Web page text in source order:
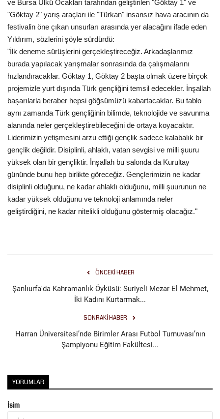
ve Bursa Ülkü Ocakları tarafından geliştirilen "Göktay 1" ve
"Göktay 2" yarış araçları ile "Türkan" insansız hava aracının da
festivalin öne çıkan unsurları arasında yer alacağını ifade eden
Yıldırım, sözlerini şöyle sürdürdü:
"İlk deneme sürüşlerini gerçekleştireceğiz. Arkadaşlarımız
burada yapılacak yarışmalar sonrasında da çalışmalarını
hızlandıracaklar. Göktay 1, Göktay 2 başta olmak üzere birçok
projemizle yurt dışında Türk gençliğini temsil edecekler. İnşallah
başarılarla beraber hepsi göğsümüzü kabartacaklar. Bu tablo
aynı zamanda Türk gençliğinin bilimde, teknolojide ve savunma
alanında neler gerçekleştirebileceğini de ortaya koyacaktır.
Liderimizin yetişmesini arzu ettiği gençlik sadece kalabalık bir
gençlik değildir. Disiplinli, ahlaklı, vatan sevgisi ve milli şuuru
yüksek olan bir gençliktir. İnşallah bu salonda da Kurultay
gününde bunu hep birlikte göreceğiz. Gençlerimizin ne kadar
disiplinli olduğunu, ne kadar ahlaklı olduğunu, milli şuurunun ne
kadar yüksek olduğunu ve teknoloji anlamında neler
geliştirdiğini, ne kadar nitelikli olduğunu göstermiş olacağız."
ÖNCEKI HABER
Şanlıurfa'da Kahramanlık Öyküsü: Suriyeli Mezar El Mehmet,
İki Kadını Kurtarmak...
SONRAKI HABER
Harran Üniversitesi’nde Birimler Arası Futbol Turnuvası’nın
Şampiyonu Eğitim Fakültesi...
YORUMLAR
İsim